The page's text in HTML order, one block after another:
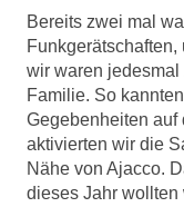
Bereits zwei mal
wir waren
Familie. So
Gegebenheiten auf
aktivierten wir die
Nähe von Ajacco.
dieses Jahr wollten